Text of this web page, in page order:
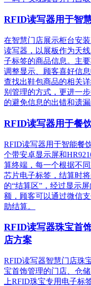
RFID读写器用于智
在智慧门店展示柜台安
读写器，以展板作为天
子标签的商品信息。主
调整显示、顾客喜好信
查找出鞋包商品的相关
别管理的方式，更进一
的避免信息的出错和遗漏
RFID读写器用于餐
RFID读写器用于智能餐
个带安卓显示屏和
算终端，每一个根据不
芯片电子标签，结算时
的“结算区”，经过显示
额，顾客可以通过微信
助结算。
RFID读写器珠宝首
店方案
RFID读写器智慧门店珠
宝首饰管理的门店、仓
上RFID珠宝专用电子标